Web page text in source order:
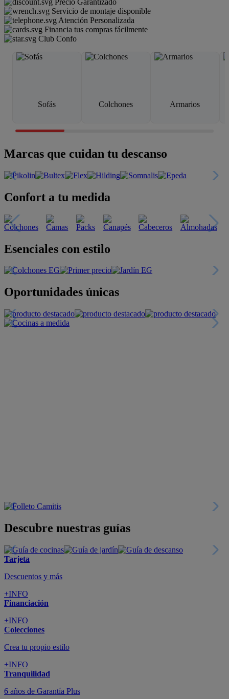
Precio Garantizado
Servicio de montaje disponible
Atención Personalizada
Financia tus compras fácilmente
Club Confo
Sofás Colchones Armarios
Marcas que cuidan tu descanso
Confort a tu medida
Esenciales con estilo
Oportunidades únicas
Descubre nuestras guías
Tarjeta
Descuentos y más
+INFO
Financiación
+INFO
Colecciones
Crea tu propio estilo
+INFO
Tranquilidad
6 años de Garantía Plus